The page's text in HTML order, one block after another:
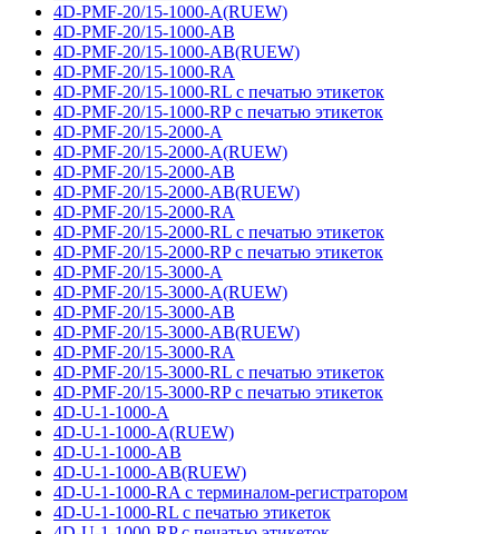
4D-PMF-20/15-1000-A(RUEW)
4D-PMF-20/15-1000-AB
4D-PMF-20/15-1000-AB(RUEW)
4D-PMF-20/15-1000-RA
4D-PMF-20/15-1000-RL с печатью этикеток
4D-PMF-20/15-1000-RP с печатью этикеток
4D-PMF-20/15-2000-A
4D-PMF-20/15-2000-A(RUEW)
4D-PMF-20/15-2000-AB
4D-PMF-20/15-2000-AB(RUEW)
4D-PMF-20/15-2000-RA
4D-PMF-20/15-2000-RL с печатью этикеток
4D-PMF-20/15-2000-RP с печатью этикеток
4D-PMF-20/15-3000-A
4D-PMF-20/15-3000-A(RUEW)
4D-PMF-20/15-3000-AB
4D-PMF-20/15-3000-AB(RUEW)
4D-PMF-20/15-3000-RA
4D-PMF-20/15-3000-RL с печатью этикеток
4D-PMF-20/15-3000-RP с печатью этикеток
4D-U-1-1000-A
4D-U-1-1000-A(RUEW)
4D-U-1-1000-AB
4D-U-1-1000-AB(RUEW)
4D-U-1-1000-RA с терминалом-регистратором
4D-U-1-1000-RL с печатью этикеток